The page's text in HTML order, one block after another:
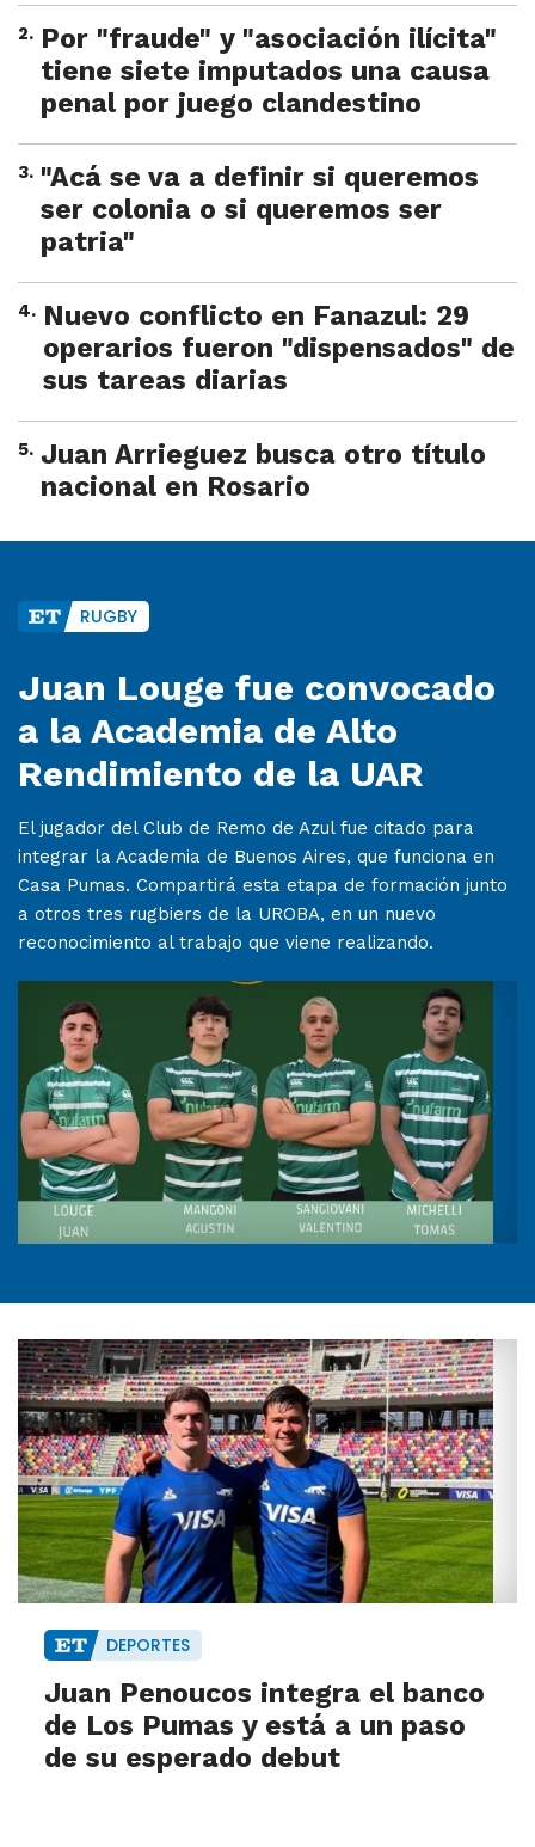
2. Por "fraude" y "asociación ilícita"
tiene siete imputados una causa
penal por juego clandestino
3. "Acá se va a definir si queremos
ser colonia o si queremos ser
patria"
4. Nuevo conflicto en Fanazul: 29
operarios fueron "dispensados" de
sus tareas diarias
5. Juan Arrieguez busca otro título
nacional en Rosario
RUGBY
Juan Louge fue convocado
a la Academia de Alto
Rendimiento de la UAR
El jugador del Club de Remo de Azul fue citado para
integrar la Academia de Buenos Aires, que funciona en
Casa Pumas. Compartirá esta etapa de formación junto
a otros tres rugbiers de la UROBA, en un nuevo
reconocimiento al trabajo que viene realizando.
DEPORTES
Juan Penoucos integra el banco
de Los Pumas y está a un paso
de su esperado debut